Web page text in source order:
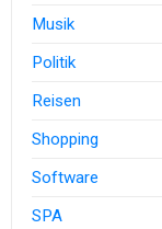
Musik
Politik
Reisen
Shopping
Software
SPA